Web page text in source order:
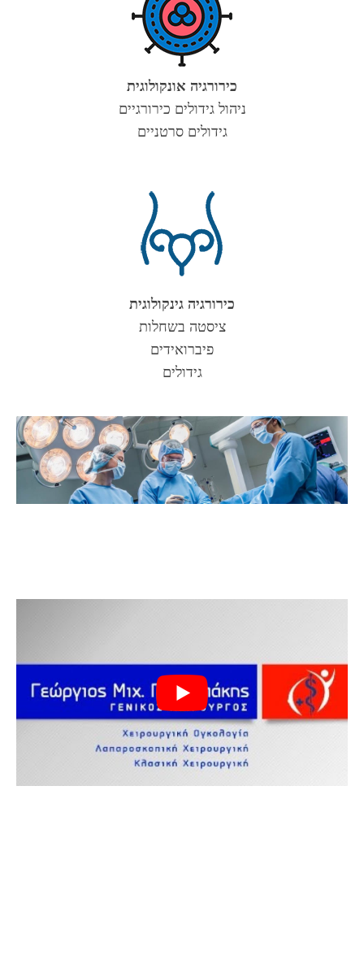
כירורגיה אונקולוגית
ניהול גידולים כירורגיים
גידולים סרטניים
כירורגיה גינקולוגית
ציסטה בשחלות
פיברואידים
גידולים